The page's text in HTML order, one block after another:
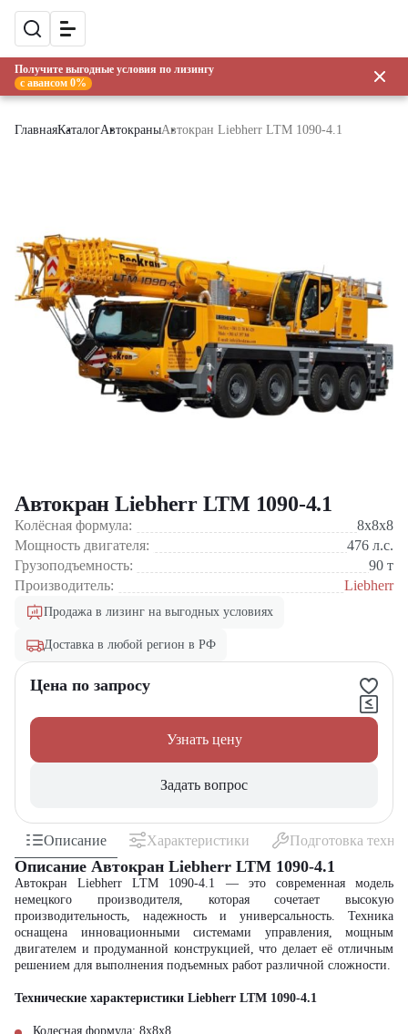
Получите выгодные условия по лизингу
с авансом 0%
ГлавнаяКаталогАвтокраныАвтокран Liebherr LTM 1090-4.1
Автокран Liebherr LTM 1090-4.1
Колёсная формула:
8x8x8
Мощность двигателя:
476 л.с.
Грузоподъемность:
90 т
Производитель:
Liebherr
Продажа в лизинг на выгодных условиях
Доставка в любой регион в РФ
Цена по запросу
Узнать цену
Задать вопрос
Описание Характеристики Подготовка
Описание Автокран Liebherr LTM 1090-4.1
Автокран Liebherr LTM 1090-4.1 — это современная модель
немецкого производителя, которая сочетает высокую
производительность, надежность и универсальность. Техника
оснащена инновационными системами управления, мощным
двигателем и продуманной конструкцией, что делает её отличным
решением для выполнения подъемных работ различной сложности.
Технические характеристики Liebherr LTM 1090-4.1
Колесная формула: 8x8x8